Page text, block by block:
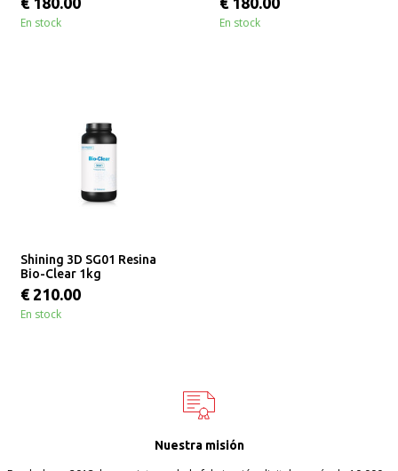
En stock En stock
Shining 3D SG01 Resina
Bio-Clear 1kg
€ 210.00
En stock
Nuestra misión